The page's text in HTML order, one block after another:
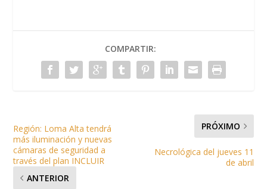
COMPARTIR:
Región: Loma Alta tendrá
más iluminación y nuevas
cámaras de seguridad a
través del plan INCLUIR
ANTERIOR
PRÓXIMO
Necrológica del jueves 11
de abril